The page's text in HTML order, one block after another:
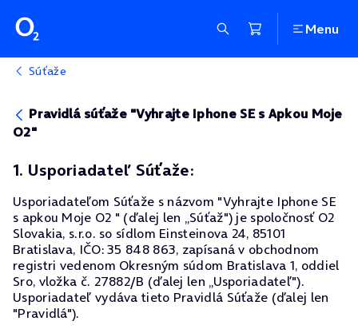
Menu
Súťaže
Pravidlá súťaže "Vyhrajte Iphone SE s Apkou Moje
O2"
1. Usporiadateľ Súťaže:
Usporiadateľom Súťaže s názvom "Vyhrajte Iphone SE
s apkou Moje O2 " (ďalej len „Súťaž") je spoločnosť O2
Slovakia, s.r.o. so sídlom Einsteinova 24, 85101
Bratislava, IČO: 35 848 863, zapísaná v obchodnom
registri vedenom Okresným súdom Bratislava 1, oddiel
Sro, vložka č. 27882/B (ďalej len „Usporiadateľ").
Usporiadateľ vydáva tieto Pravidlá Súťaže (ďalej len
"Pravidlá").